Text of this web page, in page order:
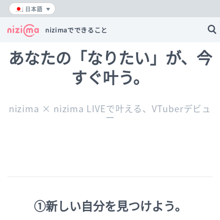
日本語
nizimaでできること
あなたの「なりたい」が、今
すぐ叶う。
nizima × nizima LIVEで叶える、VTuberデビュ
ー
①新しい自分を見つけよう。